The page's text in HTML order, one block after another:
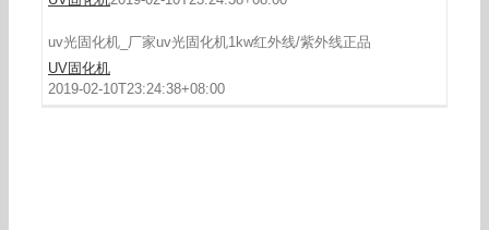
uv光固化机_厂家uv光固化机1kw红外线/紫外线正品
UV固化机
2019-02-10T23:24:38+08:00